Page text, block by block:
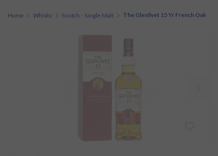
Home Whisky Scotch - Single Malt The Glenlivet 15 Yr French Oak